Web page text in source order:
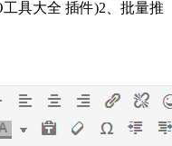
具大全 插件)2、批量推